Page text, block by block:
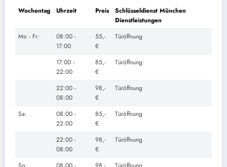
Wochentag Uhrzeit Preis
Schlüsseldienst München
Dienstleistungen
Mo - Fr:
08:00 -
17:00
55,-
€
Türöffnung
17:00 -
22:00
85,-
€
Türöffnung
22:00 -
08:00
98,-
€
Türöffnung
Sa:
08:00 -
22:00
85,-
€
Türöffnung
22:00 -
08:00
98,-
€
Türöffnung